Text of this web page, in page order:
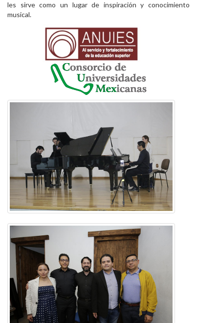
les sirve como un lugar de inspiración y conocimiento
musical.